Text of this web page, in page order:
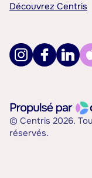
Découvrez Centris
© Centris 2026.
réservés.